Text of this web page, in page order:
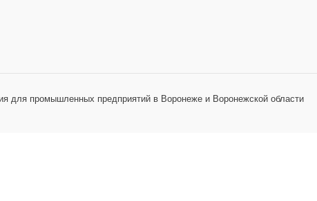
для промышленных предприятий в Воронеже и Воронежской области